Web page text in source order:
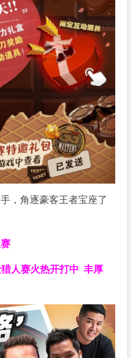
，角逐豪客王者宝座了
人赛火热开打中 丰厚